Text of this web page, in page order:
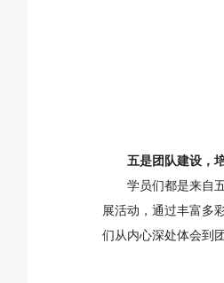
五是团队建设，
学员们都是来自
展活动，通过丰富多
们从内心深处体会到